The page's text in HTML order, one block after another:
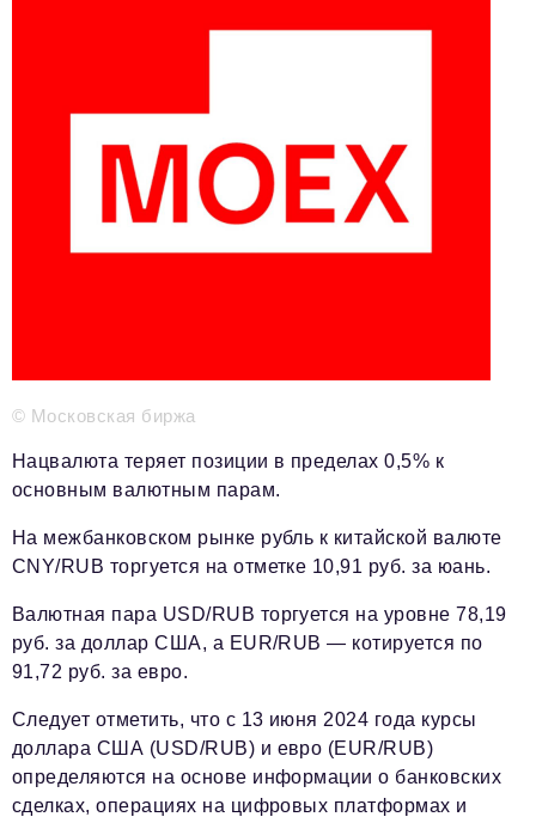
Информационный отдел
info@business-magazine.online
Отдел рекламы
© Московская биржа
Нацвалюта теряет позиции в пределах 0,5% к
основным валютным парам.
На межбанковском рынке рубль к китайской валюте
CNY/RUB торгуется на отметке 10,91 руб. за юань.
Валютная пара USD/RUB торгуется на уровне 78,19
руб. за доллар США, а EUR/RUB — котируется по
91,72 руб. за евро.
Следует отметить, что с 13 июня 2024 года курсы
доллара США (USD/RUB) и евро (EUR/RUB)
определяются на основе информации о банковских
сделках, операциях на цифровых платформах и